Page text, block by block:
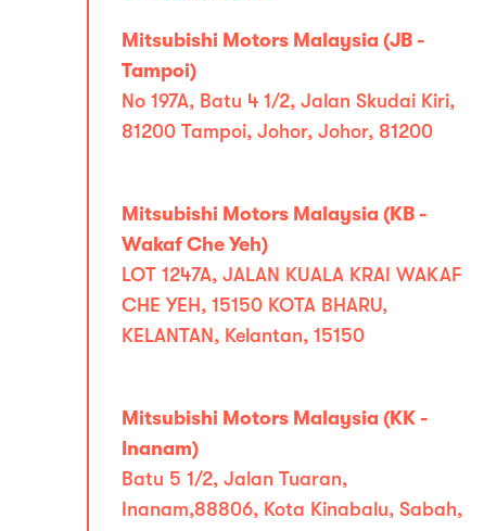
Mitsubishi Motors Malaysia (JB -
Tampoi)
No 197A, Batu 4 1/2, Jalan Skudai Kiri,
81200 Tampoi, Johor, Johor, 81200
Mitsubishi Motors Malaysia (KB -
Wakaf Che Yeh)
LOT 1247A, JALAN KUALA KRAI WAKAF
CHE YEH, 15150 KOTA BHARU,
KELANTAN, Kelantan, 15150
Mitsubishi Motors Malaysia (KK -
Inanam)
Batu 5 1/2, Jalan Tuaran,
Inanam,88806, Kota Kinabalu, Sabah,